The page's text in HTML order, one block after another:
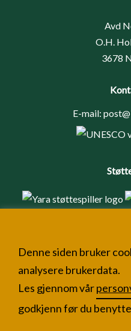
Avd
O.H.
3678
E-mail:
Denne siden bruker
analysere brukerdata.
Les gjennom vår
godkjenn før du